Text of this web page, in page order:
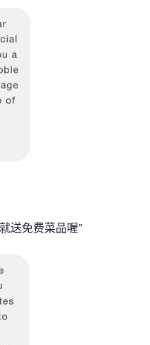
送免费菜品喔”